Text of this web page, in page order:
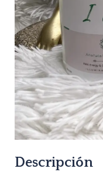
Descripción